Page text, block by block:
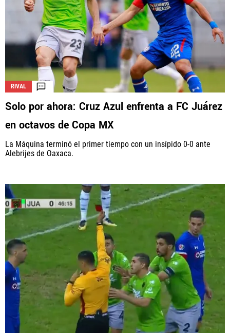
RIVAL
Solo por ahora: Cruz Azul enfrenta a FC Juárez
en octavos de Copa MX
La Máquina terminó el primer tiempo con un insípido 0-0 ante
Alebrijes de Oaxaca.